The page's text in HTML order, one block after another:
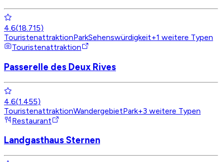
4.6(18.715)
TouristenattraktionParkSehenswürdigkeit+1 weitere Typen
Touristenattraktion
Passerelle des Deux Rives
4.6(1.455)
TouristenattraktionWandergebietPark+3 weitere Typen
Restaurant
Landgasthaus Sternen